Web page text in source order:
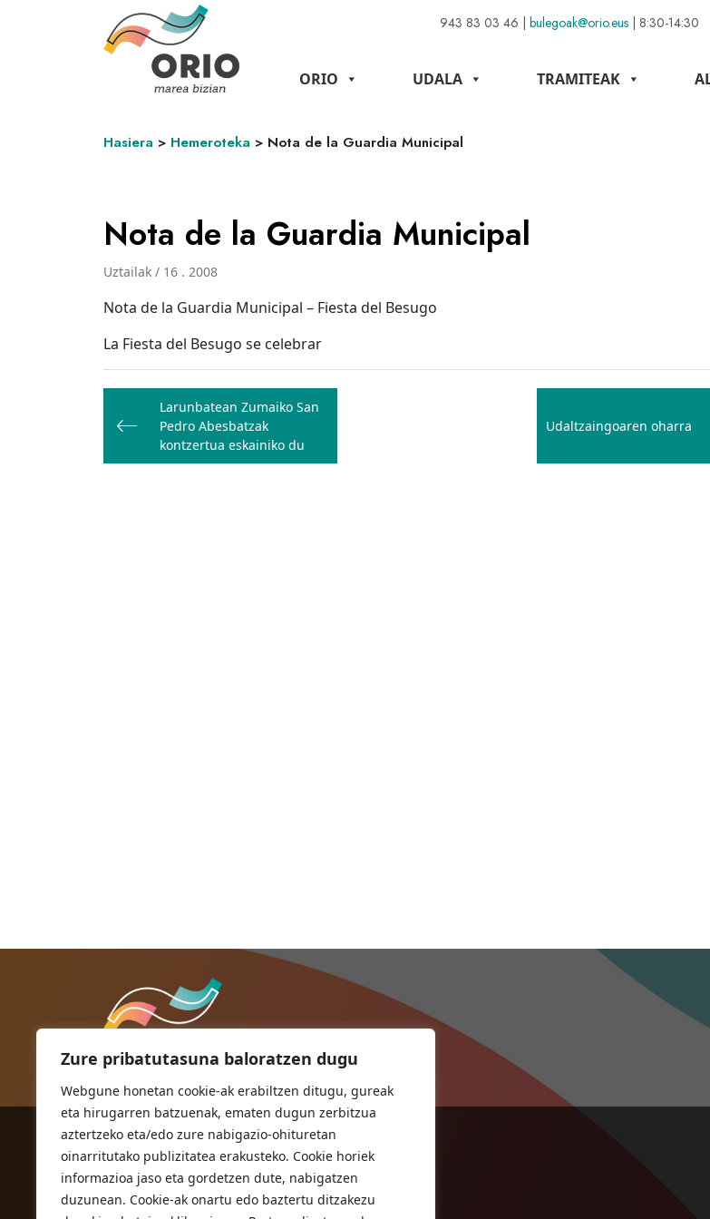
Zure pribatutasuna baloratzen dugu
Webgune honetan cookie-ak erabiltzen ditugu, gureak
eta hirugarren batzuenak, ematen dugun zerbitzua
aztertzeko eta/edo zure nabigazio-ohituretan
oinarritutako publizitatea erakusteko. Cookie horiek
informazioa jaso eta gordetzen dute, nabigatzen
duzunean. Cookie-ak onartu edo baztertu ditzakezu
943 83 03 46 | bulegoak@orio.eus | 8:30-14:30
ORIO UDALA TRAMITEAK
Hasiera > Hemeroteka > Nota de la Guardia Municipal
Nota de la Guardia Municipal
Uztailak / 16 . 2008
Nota de la Guardia Municipal – Fiesta del Besugo
La Fiesta del Besugo se celebrar
Bidalketetan
zehar
nabigatu
Larunbatean Zumaiko San
Pedro Abesbatzak
kontzertua eskainiko du
Udaltzaingoaren oharra
ORIOKO UDALA
Herriko plaza,1
20810 Orio (Gipuzkoa)
T. 943 83 03 46